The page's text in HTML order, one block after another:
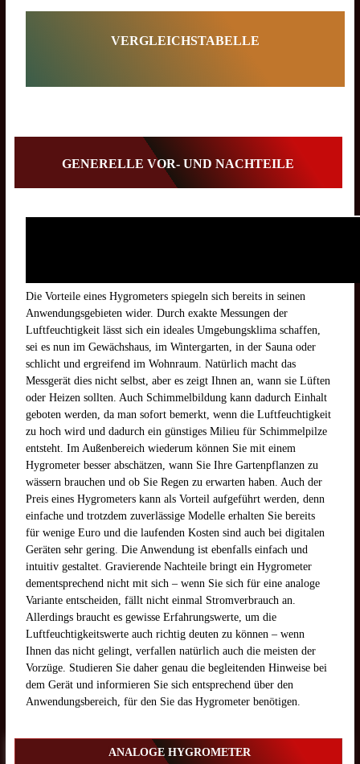
VERGLEICHSTABELLE
GENERELLE VOR- UND NACHTEILE
Die Vorteile eines Hygrometers spiegeln sich bereits in seinen
Anwendungsgebieten wider. Durch exakte Messungen der
Luftfeuchtigkeit lässt sich ein ideales Umgebungsklima schaffen,
sei es nun im Gewächshaus, im Wintergarten, in der Sauna oder
schlicht und ergreifend im Wohnraum. Natürlich macht das
Messgerät dies nicht selbst, aber es zeigt Ihnen an, wann sie Lüften
oder Heizen sollten. Auch Schimmelbildung kann dadurch Einhalt
geboten werden, da man sofort bemerkt, wenn die Luftfeuchtigkeit
zu hoch wird und dadurch ein günstiges Milieu für Schimmelpilze
entsteht. Im Außenbereich wiederum können Sie mit einem
Hygrometer besser abschätzen, wann Sie Ihre Gartenpflanzen zu
wässern brauchen und ob Sie Regen zu erwarten haben. Auch der
Preis eines Hygrometers kann als Vorteil aufgeführt werden, denn
einfache und trotzdem zuverlässige Modelle erhalten Sie bereits
für wenige Euro und die laufenden Kosten sind auch bei digitalen
Geräten sehr gering. Die Anwendung ist ebenfalls einfach und
intuitiv gestaltet. Gravierende Nachteile bringt ein Hygrometer
dementsprechend nicht mit sich – wenn Sie sich für eine analoge
Variante entscheiden, fällt nicht einmal Stromverbrauch an.
Allerdings braucht es gewisse Erfahrungswerte, um die
Luftfeuchtigkeitswerte auch richtig deuten zu können – wenn
Ihnen das nicht gelingt, verfallen natürlich auch die meisten der
Vorzüge. Studieren Sie daher genau die begleitenden Hinweise bei
dem Gerät und informieren Sie sich entsprechend über den
Anwendungsbereich, für den Sie das Hygrometer benötigen.
ANALOGE HYGROMETER